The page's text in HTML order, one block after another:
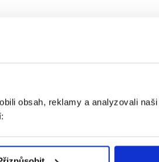
obsah, reklamy a analyzovali
DESKOVKY